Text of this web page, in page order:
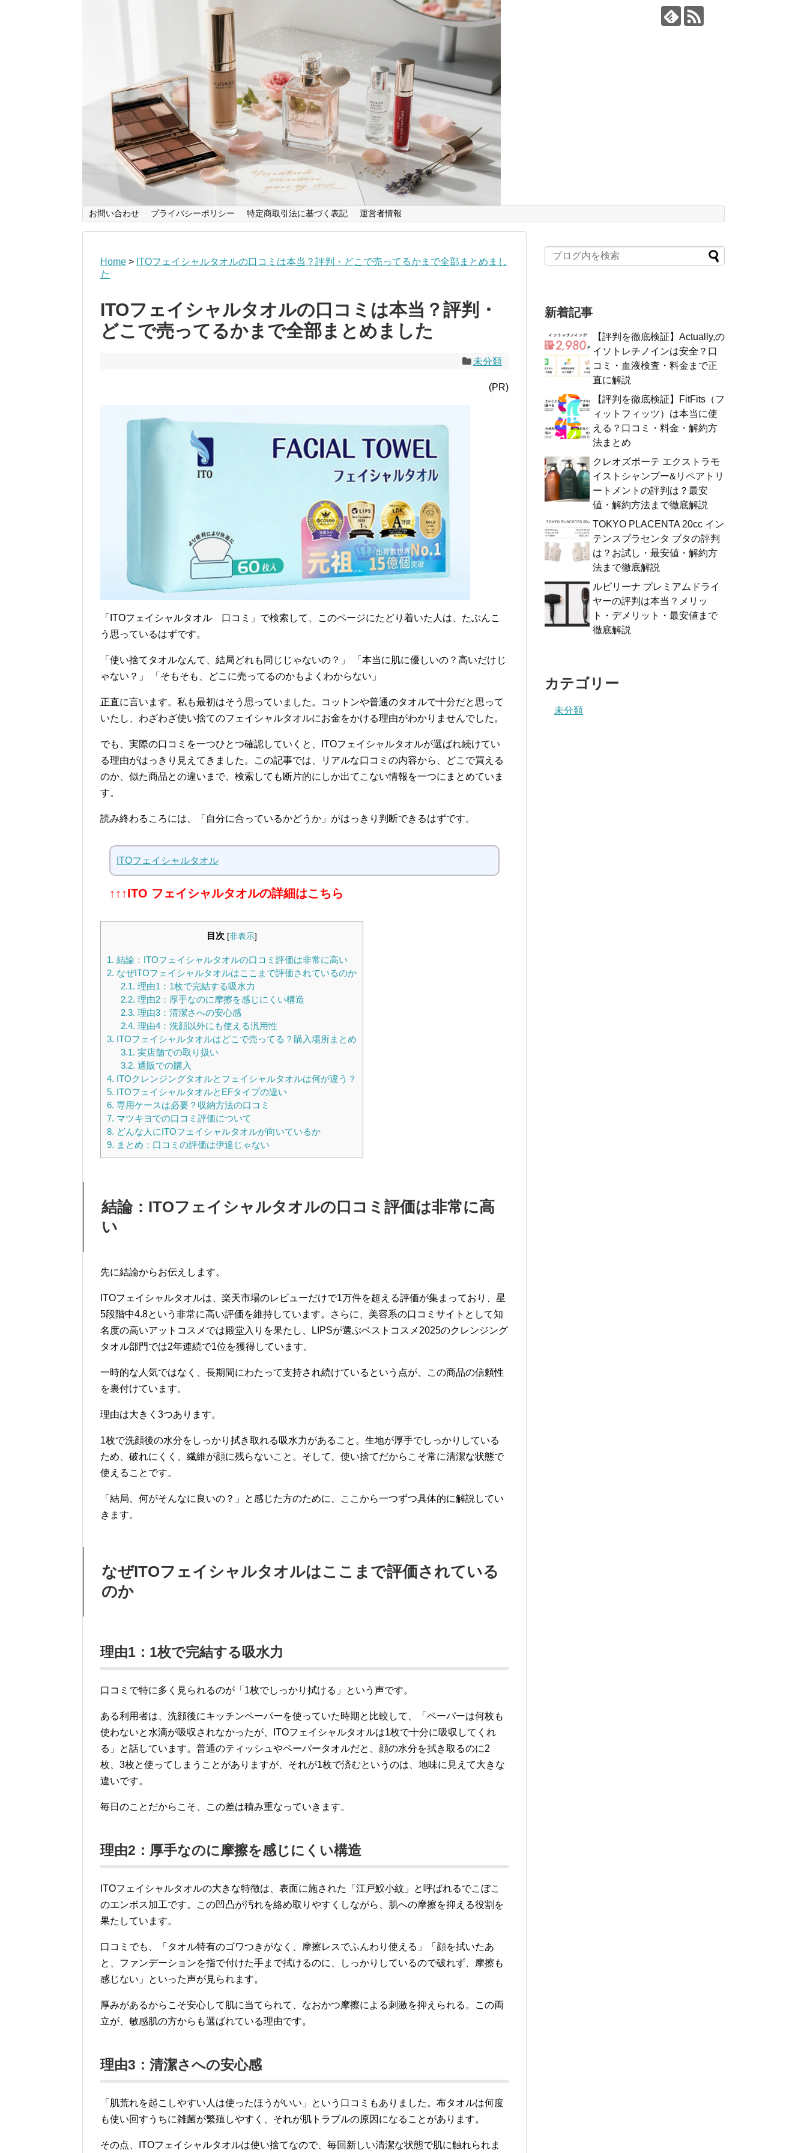
お問い合わせ プライバシーポリシー 特定商取引法に基づく表記 運営者情報
Home > ITOフェイシャルタオルの口コミは本当？評判・どこで売ってるかまで全部まとめまし
た
ITOフェイシャルタオルの口コミは本当？評判・
どこで売ってるかまで全部まとめました
未分類
(PR)
「ITOフェイシャルタオル 口コミ」で検索して、このページにたどり着いた人は、たぶんこ
う思っているはずです。
「使い捨てタオルなんて、結局どれも同じじゃないの？」 「本当に肌に優しいの？高いだけじ
ゃない？」 「そもそも、どこに売ってるのかもよくわからない」
正直に言います。私も最初はそう思っていました。コットンや普通のタオルで十分だと思って
いたし、わざわざ使い捨てのフェイシャルタオルにお金をかける理由がわかりませんでした。
でも、実際の口コミを一つひとつ確認していくと、ITOフェイシャルタオルが選ばれ続けてい
る理由がはっきり見えてきました。この記事では、リアルな口コミの内容から、どこで買える
のか、似た商品との違いまで、検索しても断片的にしか出てこない情報を一つにまとめていま
す。
読み終わるころには、「自分に合っているかどうか」がはっきり判断できるはずです。
ITOフェイシャルタオル
↑↑↑ITO フェイシャルタオルの詳細はこちら
目次 [非表示]
1. 結論：ITOフェイシャルタオルの口コミ評価は非常に高い
2. なぜITOフェイシャルタオルはここまで評価されているのか
2.1. 理由1：1枚で完結する吸水力
2.2. 理由2：厚手なのに摩擦を感じにくい構造
2.3. 理由3：清潔さへの安心感
2.4. 理由4：洗顔以外にも使える汎用性
3. ITOフェイシャルタオルはどこで売ってる？購入場所まとめ
3.1. 実店舗での取り扱い
3.2. 通販での購入
4. ITOクレンジングタオルとフェイシャルタオルは何が違う？
5. ITOフェイシャルタオルとEFタイプの違い
6. 専用ケースは必要？収納方法の口コミ
7. マツキヨでの口コミ評価について
8. どんな人にITOフェイシャルタオルが向いているか
9. まとめ：口コミの評価は伊達じゃない
結論：ITOフェイシャルタオルの口コミ評価は非常に高
い
先に結論からお伝えします。
ITOフェイシャルタオルは、楽天市場のレビューだけで1万件を超える評価が集まっており、星
5段階中4.8という非常に高い評価を維持しています。さらに、美容系の口コミサイトとして知
名度の高いアットコスメでは殿堂入りを果たし、LIPSが選ぶベストコスメ2025のクレンジング
タオル部門では2年連続で1位を獲得しています。
一時的な人気ではなく、長期間にわたって支持され続けているという点が、この商品の信頼性
を裏付けています。
理由は大きく3つあります。
1枚で洗顔後の水分をしっかり拭き取れる吸水力があること。生地が厚手でしっかりしている
ため、破れにくく、繊維が顔に残らないこと。そして、使い捨てだからこそ常に清潔な状態で
使えることです。
「結局、何がそんなに良いの？」と感じた方のために、ここから一つずつ具体的に解説してい
きます。
なぜITOフェイシャルタオルはここまで評価されている
のか
理由1：1枚で完結する吸水力
口コミで特に多く見られるのが「1枚でしっかり拭ける」という声です。
ある利用者は、洗顔後にキッチンペーパーを使っていた時期と比較して、「ペーパーは何枚も
使わないと水滴が吸収されなかったが、ITOフェイシャルタオルは1枚で十分に吸収してくれ
る」と話しています。普通のティッシュやペーパータオルだと、顔の水分を拭き取るのに2
枚、3枚と使ってしまうことがありますが、それが1枚で済むというのは、地味に見えて大きな
違いです。
毎日のことだからこそ、この差は積み重なっていきます。
理由2：厚手なのに摩擦を感じにくい構造
ITOフェイシャルタオルの大きな特徴は、表面に施された「江戸鮫小紋」と呼ばれるでこぼこ
のエンボス加工です。この凹凸が汚れを絡め取りやすくしながら、肌への摩擦を抑える役割を
果たしています。
口コミでも、「タオル特有のゴワつきがなく、摩擦レスでふんわり使える」「顔を拭いたあ
と、ファンデーションを指で付けた手まで拭けるのに、しっかりしているので破れず、摩擦も
感じない」といった声が見られます。
厚みがあるからこそ安心して肌に当てられて、なおかつ摩擦による刺激を抑えられる。この両
立が、敏感肌の方からも選ばれている理由です。
理由3：清潔さへの安心感
「肌荒れを起こしやすい人は使ったほうがいい」という口コミもありました。布タオルは何度
も使い回すうちに雑菌が繁殖しやすく、それが肌トラブルの原因になることがあります。
その点、ITOフェイシャルタオルは使い捨てなので、毎回新しい清潔な状態で肌に触れられま
新着記事
【評判を徹底検証】Actually,の
イソトレチノインは安全？口
コミ・血液検査・料金まで正
直に解説
【評判を徹底検証】FitFits（フ
ィットフィッツ）は本当に使
える？口コミ・料金・解約方
法まとめ
クレオズボーテ エクストラモ
イストシャンプー&リペアトリ
ートメントの評判は？最安
値・解約方法まで徹底解説
TOKYO PLACENTA 20cc イン
テンスプラセンタ ブタの評判
は？お試し・最安値・解約方
法まで徹底解説
ルピリーナ プレミアムドライ
ヤーの評判は本当？メリッ
ト・デメリット・最安値まで
徹底解説
カテゴリー
未分類